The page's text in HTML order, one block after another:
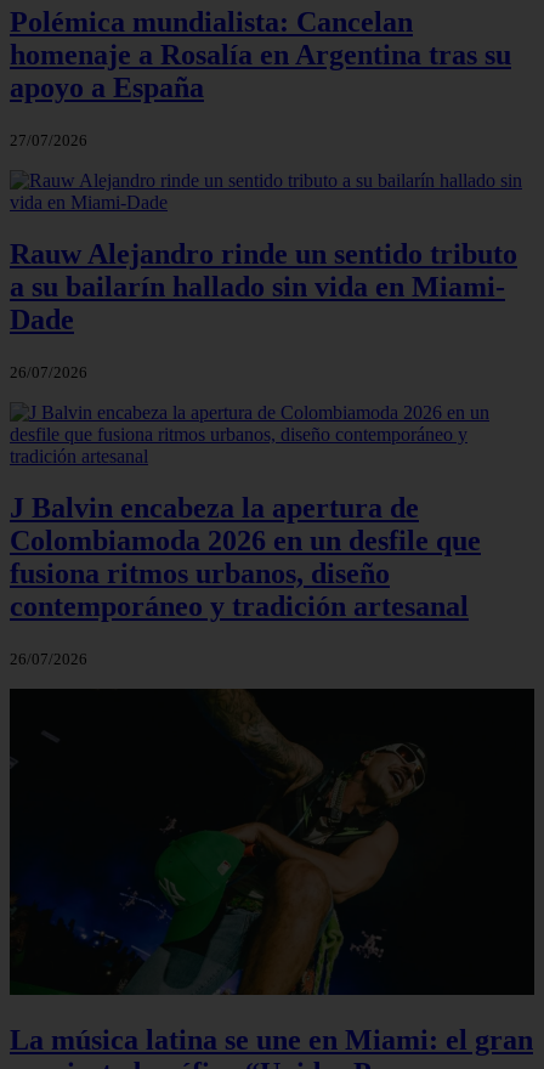
Polémica mundialista: Cancelan
homenaje a Rosalía en Argentina tras su
apoyo a España
27/07/2026
Rauw Alejandro rinde un sentido tributo
a su bailarín hallado sin vida en Miami-
Dade
26/07/2026
J Balvin encabeza la apertura de
Colombiamoda 2026 en un desfile que
fusiona ritmos urbanos, diseño
contemporáneo y tradición artesanal
26/07/2026
La música latina se une en Miami: el gran